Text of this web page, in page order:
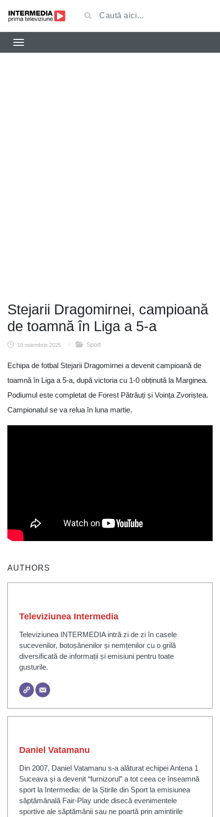
Stejarii Dragomirnei, campioană
de toamnă în Liga a 5-a
19 noiembrie 2025 / Sport
Echipa de fotbal Stejarii Dragomirnei a devenit campioană de
toamnă în Liga a 5-a, după victoria cu 1-0 obținută la Marginea.
Podiumul este completat de Forest Pătrăuți și Voința Zvoriștea.
Campionatul se va relua în luna martie.
AUTHORS
Televiziunea Intermedia
Televiziunea INTERMEDIA intră zi de zi în casele
sucevenilor, botoșănenilor și nemțenilor cu o grilă
diversificată de informații și emisiuni pentru toate
gusturile.
Daniel Vatamanu
Din 2007, Daniel Vatamanu s-a alăturat echipei Antena 1
Suceava și a devenit “furnizorul” a tot ceea ce înseamnă
sport la Intermedia: de la Știrile din Sport la emisiunea
săptămânală Fair-Play unde disecă evenimentele
sportive ale săptămânii sau ne poartă prin amintirile